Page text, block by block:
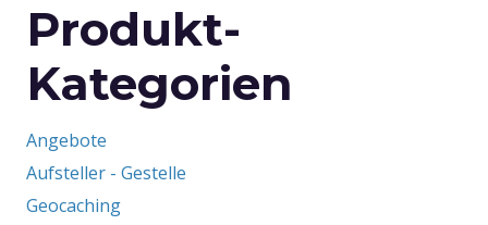
Produkt-
Kategorien
Angebote
Aufsteller - Gestelle
Geocaching